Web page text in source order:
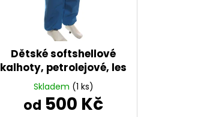
Dětské softshellové
kalhoty, petrolejové, les
Skladem (1 ks)
od 500 Kč